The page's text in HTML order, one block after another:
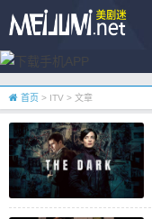
首页 > ITV > 文章